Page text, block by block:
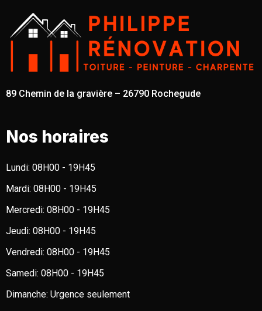
89 Chemin de la gravière – 26790 Rochegude
Nos horaires
Lundi: 08H00 - 19H45
Mardi: 08H00 - 19H45
Mercredi: 08H00 - 19H45
Jeudi: 08H00 - 19H45
Vendredi: 08H00 - 19H45
Samedi: 08H00 - 19H45
Dimanche: Urgence seulement